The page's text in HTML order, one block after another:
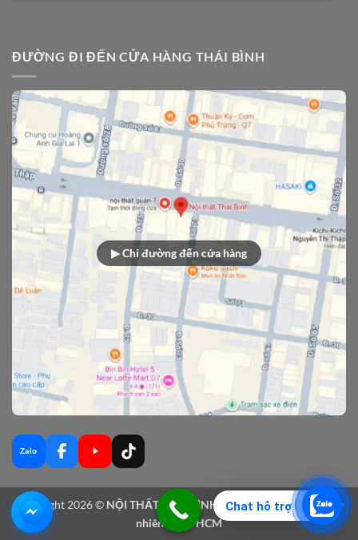
ĐƯỜNG ĐI ĐẾN CỬA HÀNG THÁI BÌNH
▶ Chỉ đường đến cửa hàng
Zalo
Copyright 2026 © NỘI THẤT THÁI BÌNH - Sản xuất nội thất gỗ tự
nhiên tại TPHCM
Chat hỗ trợ